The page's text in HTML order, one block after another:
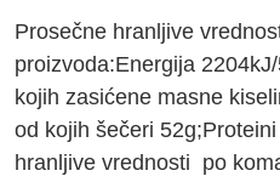
Prosečne hranljive
proizvoda:Energija
kojih zasićene masne
od kojih šečeri
hranljive vrednosti po